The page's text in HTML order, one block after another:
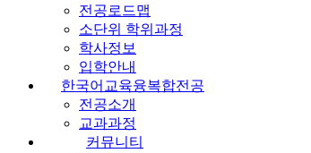
전공로드맵
소단위 학위과정
학사정보
입학안내
한국어교육융복합전공
전공소개
교과과정
커뮤니티